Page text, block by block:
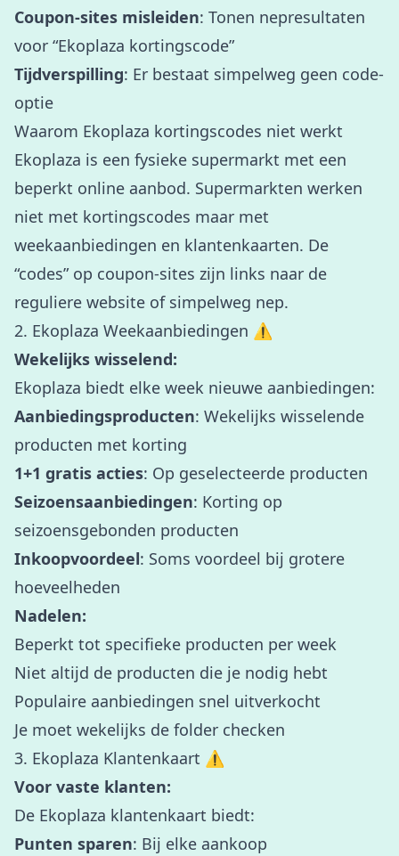
Coupon-sites misleiden: Tonen nepresultaten
voor “Ekoplaza kortingscode”
Tijdverspilling: Er bestaat simpelweg geen code-
optie
Waarom Ekoplaza kortingscodes niet werkt
Ekoplaza is een fysieke supermarkt met een
beperkt online aanbod. Supermarkten werken
niet met kortingscodes maar met
weekaanbiedingen en klantenkaarten. De
“codes” op coupon-sites zijn links naar de
reguliere website of simpelweg nep.
2. Ekoplaza Weekaanbiedingen ⚠️
Wekelijks wisselend:
Ekoplaza biedt elke week nieuwe aanbiedingen:
Aanbiedingsproducten: Wekelijks wisselende
producten met korting
1+1 gratis acties: Op geselecteerde producten
Seizoensaanbiedingen: Korting op
seizoensgebonden producten
Inkoopvoordeel: Soms voordeel bij grotere
hoeveelheden
Nadelen:
Beperkt tot specifieke producten per week
Niet altijd de producten die je nodig hebt
Populaire aanbiedingen snel uitverkocht
Je moet wekelijks de folder checken
3. Ekoplaza Klantenkaart ⚠️
Voor vaste klanten:
De Ekoplaza klantenkaart biedt:
Punten sparen: Bij elke aankoop